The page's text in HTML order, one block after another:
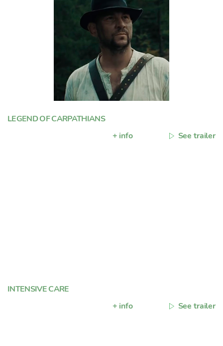
LEGEND OF CARPATHIANS
+ info
See trailer
INTENSIVE CARE
+ info
See trailer